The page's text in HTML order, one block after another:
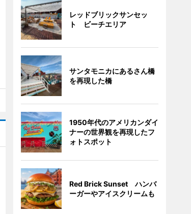
レッドブリックサンセッ
ト ビーチエリア
サンタモニカにあるさん橋
を再現した橋
1950年代のアメリカンダイ
ナーの世界観を再現したフ
ォトスポット
Red Brick Sunset ハンバ
ーガーやアイスクリームも